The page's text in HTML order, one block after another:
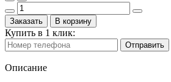
Заказать В корзину
Купить в 1 клик:
Отправить
Описание